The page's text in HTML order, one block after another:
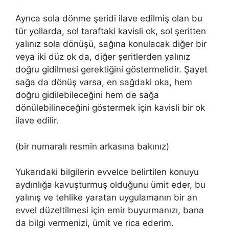
Ayrıca sola dönme şeridi ilave edilmiş olan bu
tür yollarda, sol taraftaki kavisli ok, sol şeritten
yalınız sola dönüşü, sağına konulacak diğer bir
veya iki düz ok da, diğer şeritlerden yalınız
doğru gidilmesi gerektiğini göstermelidir. Şayet
sağa da dönüş varsa, en sağdaki oka, hem
doğru gidilebileceğini hem de sağa
dönülebilineceğini göstermek için kavisli bir ok
ilave edilir.
(bir numaralı resmin arkasına bakınız)
Yukarıdaki bilgilerin evvelce belirtilen konuyu
aydınlığa kavuşturmuş olduğunu ümit eder, bu
yalınış ve tehlike yaratan uygulamanın bir an
evvel düzeltilmesi için emir buyurmanızı, bana
da bilgi vermenizi, ümit ve rica ederim.